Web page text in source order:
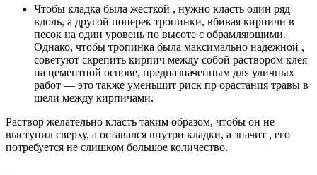
Чтобы кладка была жесткой , нужно класть один ряд
вдоль, а другой поперек тропинки, вбивая кирпичи в
песок на один уровень по высоте с обрамляющими.
Однако, чтобы тропинка была максимально надежной ,
советуют скрепить кирпич между собой раствором клея
на цементной основе, предназначенным для уличных
работ — это также уменьшит риск пр орастания травы в
щели между кирпичами.
Раствор желательно класть таким образом, чтобы он не
выступил сверху, а оставался внутри кладки, а значит , его
потребуется не слишком большое количество.